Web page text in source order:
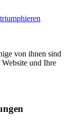
von ihnen sind
Website und Ihre